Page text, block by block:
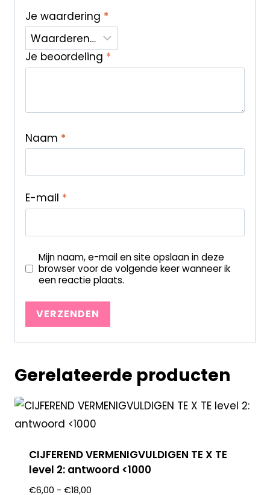
Je waardering *
Je beoordeling *
Naam *
E-mail *
Mijn naam, e-mail en site opslaan in deze
browser voor de volgende keer wanneer ik
een reactie plaats.
Gerelateerde producten
CIJFEREND VERMENIGVULDIGEN TE X TE
level 2: antwoord <1000
€6,00 - €18,00